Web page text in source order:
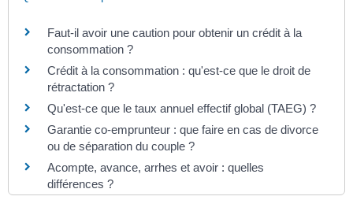
Faut-il avoir une caution pour obtenir un crédit à la
consommation ?
Crédit à la consommation : qu'est-ce que le droit de
rétractation ?
Qu'est-ce que le taux annuel effectif global (TAEG) ?
Garantie co-emprunteur : que faire en cas de divorce
ou de séparation du couple ?
Acompte, avance, arrhes et avoir : quelles
différences ?